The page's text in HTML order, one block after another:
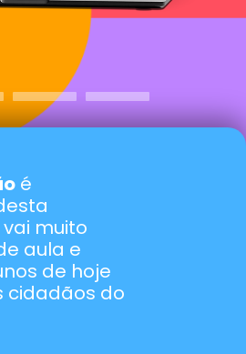
é
muito
aula e
de hoje
cidadãos do